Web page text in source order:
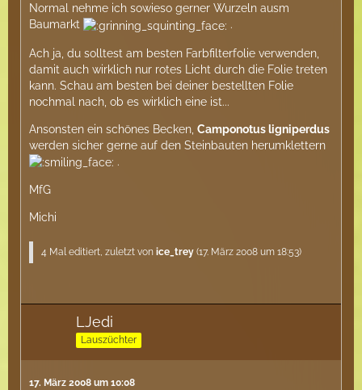
Normal nehme ich sowieso gerner Wurzeln ausm
Baumarkt
.
Ach ja, du solltest am besten Farbfilterfolie verwenden,
damit auch wirklich nur rotes Licht durch die Folie treten
kann. Schau am besten bei deiner bestellten Folie
nochmal nach, ob es wirklich eine ist...
Ansonsten ein schönes Becken, Camponotus ligniperdus
werden sicher gerne auf den Steinbauten herumklettern
.
MfG
Michi
4 Mal editiert, zuletzt von ice_trey (17. März 2008 um 18:53)
LJedi
Lauszüchter
17. März 2008 um 10:08